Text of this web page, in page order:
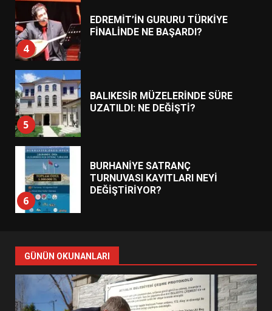
4
EDREMİT’İN GURURU TÜRKİYE
FİNALİNDE NE BAŞARDI?
5
BALIKESİR MÜZELERİNDE SÜRE
UZATILDI: NE DEĞİŞTİ?
6
BURHANİYE SATRANÇ
TURNUVASI KAYITLARI NEYİ
DEĞİŞTİRİYOR?
7
YENİ YÖNETİM NASIL
ŞEKİLLENDİ?
GÜNÜN OKUNANLARI